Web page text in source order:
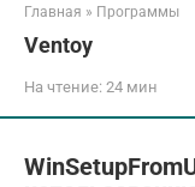
Главная » Программы
Ventoy
На чтение: 24 мин